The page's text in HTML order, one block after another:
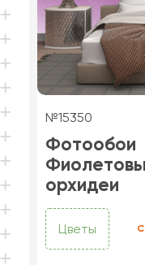
№15350
Фотообои
орхидеи
Цветы